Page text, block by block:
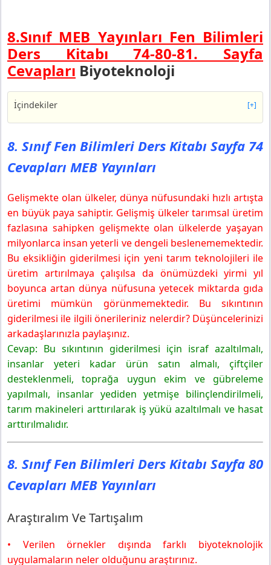
8.Sınıf MEB Yayınları Fen Bilimleri
Ders Kitabı 74-80-81. Sayfa
Cevapları Biyoteknoloji
İçindekiler [+]
8. Sınıf Fen Bilimleri Ders Kitabı Sayfa 74 Cevapları
MEB Yayınları
8. Sınıf Fen Bilimleri Ders Kitabı Sayfa 80 Cevapları
MEB Yayınları
8. Sınıf Fen Bilimleri Ders Kitabı Sayfa 81 Cevapları
MEB Yayınları
Neler Öğrendik?
8. Sınıf Fen Bilimleri Ders Kitabı Sayfa 74
Cevapları MEB Yayınları
Gelişmekte olan ülkeler, dünya nüfusundaki hızlı artışta
en büyük paya sahiptir. Gelişmiş ülkeler tarımsal üretim
fazlasına sahipken gelişmekte olan ülkelerde yaşayan
milyonlarca insan yeterli ve dengeli beslenememektedir.
Bu eksikliğin giderilmesi için yeni tarım teknolojileri ile
üretim artırılmaya çalışılsa da önümüzdeki yirmi yıl
boyunca artan dünya nüfusuna yetecek miktarda gıda
üretimi mümkün görünmemektedir. Bu sıkıntının
giderilmesi ile ilgili önerileriniz nelerdir? Düşüncelerinizi
arkadaşlarınızla paylaşınız.
Cevap: Bu sıkıntının giderilmesi için israf azaltılmalı,
insanlar yeteri kadar ürün satın almalı, çiftçiler
desteklenmeli, toprağa uygun ekim ve gübreleme
yapılmalı, insanlar yediden yetmişe bilinçlendirilmeli,
tarım makineleri arttırılarak iş yükü azaltılmalı ve hasat
arttırılmalıdır.
8. Sınıf Fen Bilimleri Ders Kitabı Sayfa 80
Cevapları MEB Yayınları
Araştıralım Ve Tartışalım
• Verilen örnekler dışında farklı biyoteknolojik
uygulamaların neler olduğunu araştırınız.